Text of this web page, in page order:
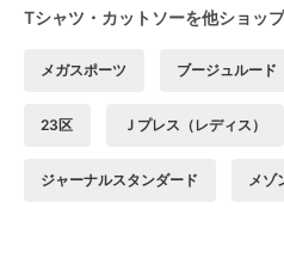
Tシャツ・カットソーを他ショッ
メガスポーツ ブージュルード
23区 Ｊプレス（レディス）
ジャーナルスタンダード メゾ